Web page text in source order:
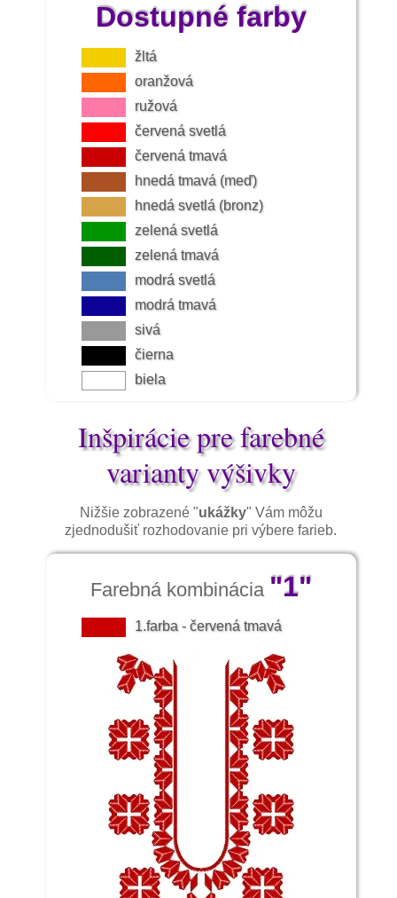
Dostupné farby
žltá
oranžová
ružová
červená svetlá
červená tmavá
hnedá tmavá (meď)
hnedá svetlá (bronz)
zelená svetlá
zelená tmavá
modrá svetlá
modrá tmavá
sivá
čierna
biela
Inšpirácie pre farebné
varianty výšivky
Nižšie zobrazené "ukážky" Vám môžu
zjednodušiť rozhodovanie pri výbere farieb.
Farebná kombinácia "1"
1.farba - červená tmavá